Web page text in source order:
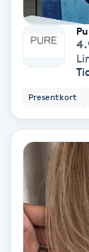
MicroPen
Microshading
Presentkort